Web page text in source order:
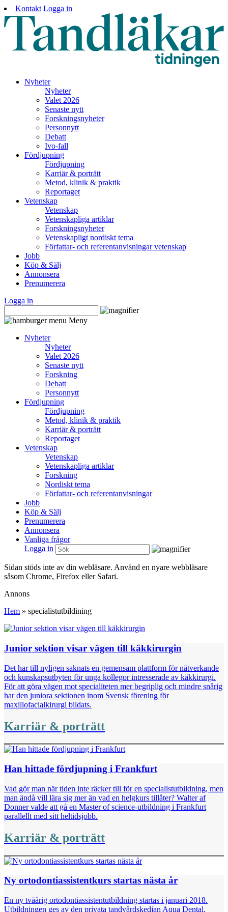
Kontakt Logga in
Nyheter
Nyheter
Valet 2026
Senaste nytt
Forskningsnyheter
Personnytt
Debatt
Ivo-fall
Fördjupning
Fördjupning
Karriär & porträtt
Metod, klinik & praktik
Reportaget
Vetenskap
Vetenskap
Vetenskapliga artiklar
Forskningsnyheter
Vetenskapligt nordiskt tema
Författar- och referentanvisningar vetenskap
Jobb
Köp & Sälj
Annonsera
Prenumerera
Logga in
Meny
Nyheter
Nyheter
Valet 2026
Senaste nytt
Forskning
Debatt
Personnytt
Fördjupning
Fördjupning
Metod, klinik & praktik
Karriär & porträtt
Reportaget
Vetenskap
Vetenskap
Vetenskapliga artiklar
Forskning
Nordiskt tema
Författar- och referentanvisningar
Jobb
Köp & Sälj
Prenumerera
Annonsera
Vanliga frågor
Logga in
Sidan stöds inte av din webläsare. Använd en nyare webbläsare
såsom Chrome, Firefox eller Safari.
Annons
Hem » specialistutbildining
Junior sektion visar vägen till käkkirurgin
Det har till nyligen saknats en gemensam plattform för nätverkande
och kunskaps­utbyten för unga kolle­gor intresserade av käkkirurgi.
För att göra vägen mot specialiteten mer begriplig och mindre snårig
har den juniora sektionen inom Svensk ­förening för
maxillofacialkirurgi bildats.
Karriär & porträtt
Han hittade fördjupning i Frankfurt
Vad gör man när tiden inte räcker till för en specialist­utbildning, men
man ändå vill lära sig mer än vad en helgkurs tillåter? Walter af
Donner valde att gå en ­Master of science-utbildning i Frankfurt
parallellt med sitt heltidsjobb.
Karriär & porträtt
Ny ortodontiassistentkurs startas nästa år
En ny tvåårig ortodontiassistentutbildning startas i januari 2018.
Utbildningen ges av den privata tandvårds­kedjan Aqua Dental.